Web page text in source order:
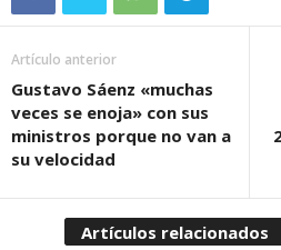
Artículo anterior
Gustavo Sáenz «muchas
veces se enoja» con sus
ministros porque no van a
su velocidad
Artículos relacionados